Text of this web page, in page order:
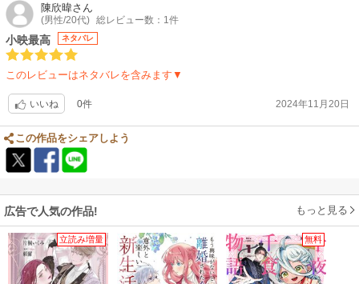
陳欣暐さん
(男性/20代) 総レビュー数：1件
小映最高 ネタバレ
このレビューはネタバレを含みます▼
いいね 0件 2024年11月20日
この作品をシェアしよう
広告で人気の作品! もっと見る
立読み増量 無料